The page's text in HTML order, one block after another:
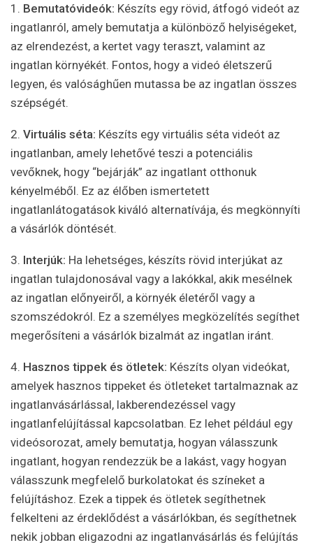
1. Bemutatóvideók: Készíts egy rövid, átfogó videót az
ingatlanról, amely bemutatja a különböző helyiségeket,
az elrendezést, a kertet vagy teraszt, valamint az
ingatlan környékét. Fontos, hogy a videó életszerű
legyen, és valósághűen mutassa be az ingatlan összes
szépségét.
2. Virtuális séta: Készíts egy virtuális séta videót az
ingatlanban, amely lehetővé teszi a potenciális
vevőknek, hogy “bejárják” az ingatlant otthonuk
kényelméből. Ez az élőben ismertetett
ingatlanlátogatások kiváló alternatívája, és megkönnyíti
a vásárlók döntését.
3. Interjúk: Ha lehetséges, készíts rövid interjúkat az
ingatlan tulajdonosával vagy a lakókkal, akik mesélnek
az ingatlan előnyeiről, a környék életéről vagy a
szomszédokról. Ez a személyes megközelítés segíthet
megerősíteni a vásárlók bizalmát az ingatlan iránt.
4. Hasznos tippek és ötletek: Készíts olyan videókat,
amelyek hasznos tippeket és ötleteket tartalmaznak az
ingatlanvásárlással, lakberendezéssel vagy
ingatlanfelújítással kapcsolatban. Ez lehet például egy
videósorozat, amely bemutatja, hogyan válasszunk
ingatlant, hogyan rendezzük be a lakást, vagy hogyan
válasszunk megfelelő burkolatokat és színeket a
felújításhoz. Ezek a tippek és ötletek segíthetnek
felkelteni az érdeklődést a vásárlókban, és segíthetnek
nekik jobban eligazodni az ingatlanvásárlás és felújítás